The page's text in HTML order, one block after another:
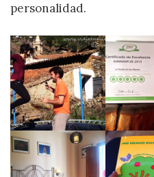
personalidad.